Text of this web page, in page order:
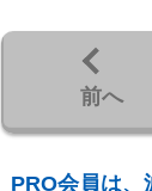
前へ
PRO会員は、